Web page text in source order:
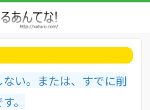
ない。または、すでに削
。